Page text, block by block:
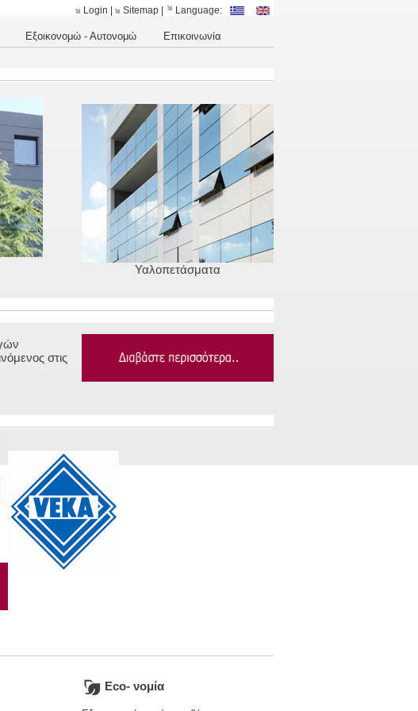
Language:
Login | Sitemap
Εξοικονομώ - Αυτονομώ Επικοινωνία
Υαλοπετάσματα
στις
Eco- νομία